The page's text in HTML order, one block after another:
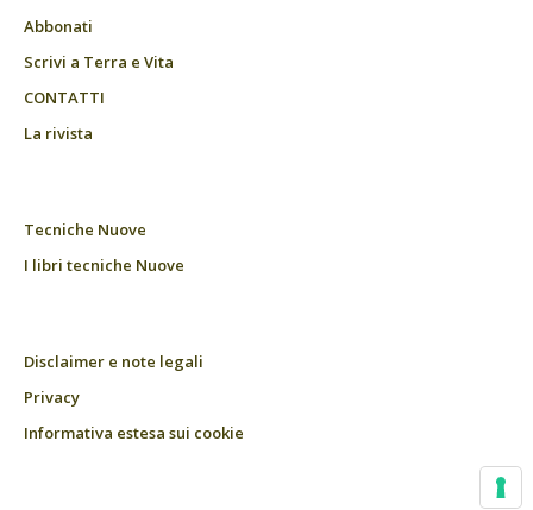
Abbonati
Scrivi a Terra e Vita
CONTATTI
La rivista
Tecniche Nuove
I libri tecniche Nuove
Disclaimer e note legali
Privacy
Informativa estesa sui cookie